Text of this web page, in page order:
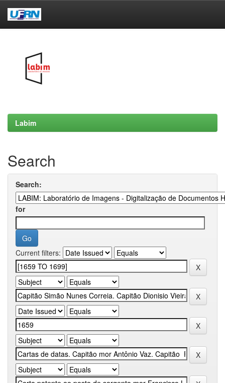
Labim
Search
Search:
for
Current filters: